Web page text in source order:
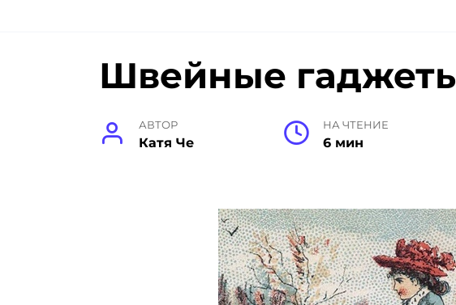
Швейные
АВТОР
Катя Че
НА ЧТЕНИЕ
6 мин